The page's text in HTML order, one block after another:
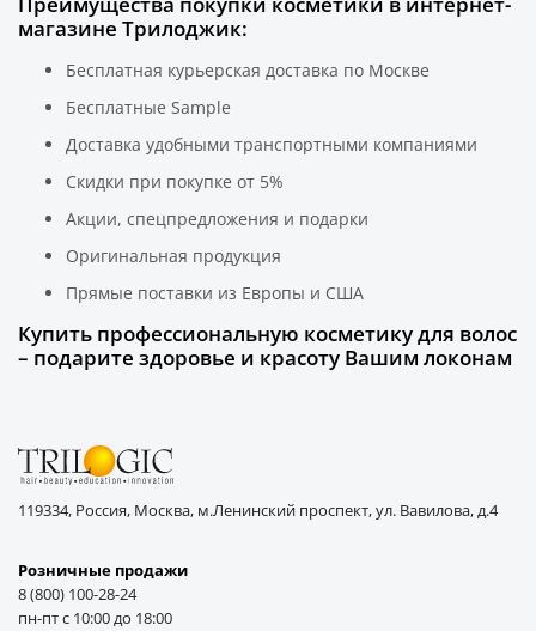
магазине Трилоджик:
Бесплатная курьерская доставка по Москве
Бесплатные Sample
Доставка удобными транспортными компаниями
Скидки при покупке от 5%
Акции, спецпредложения и подарки
Оригинальная продукция
Прямые поставки из Европы и США
Купить профессиональную косметику для волос
– подарите здоровье и красоту Вашим локонам
119334, Россия, Москва, м.Ленинский проспект, ул. Вавилова, д.4
Розничные продажи
8 (800) 100-28-24
пн-пт с 10:00 до 18:00